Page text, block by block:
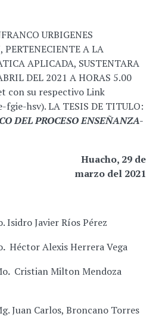
URBIGENES
PERTENECIENTE A LA
APLICADA, SUSTENTARA
DEL 2021 A HORAS 5.00
con su respectivo Link
hsv). LA TESIS DE TITULO:
DEL PROCESO ENSEÑANZA-
29 de
marzo del 2021
Javier Ríos Pérez
. Héctor Alexis Herrera Vega
. Cristian Milton Mendoza
Carlos, Broncano Torres